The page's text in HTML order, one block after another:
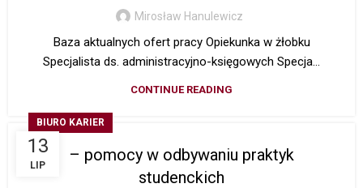
Mirosław Hanulewicz
Baza aktualnych ofert pracy Opiekunka w żłobku
Specjalista ds. administracyjno-księgowych Specja...
CONTINUE READING
13
LIP
BIURO KARIER
– pomocy w odbywaniu praktyk
studenckich